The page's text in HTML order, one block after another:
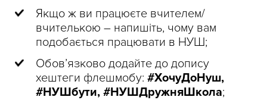
Якщо ж ви працюєте вчителем/
вчителькою – напишіть, чому вам
подобається працювати в НУШ;
Обов’язково додайте до допису
хештеги флешмобу: #ХочуДоНуш,
#НУШбути, #НУШДружняШкола;